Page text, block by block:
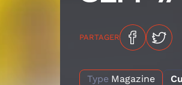
PARTAGER
Type Magazine